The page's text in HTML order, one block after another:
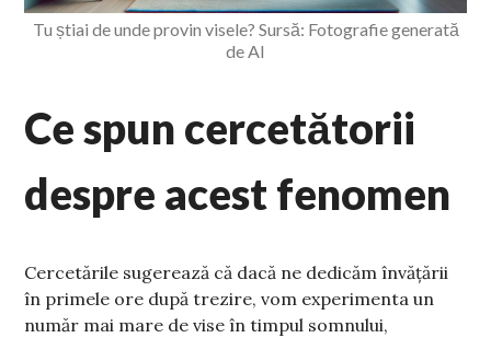
Tu știai de unde provin visele? Sursă: Fotografie generată
de AI
Ce spun cercetătorii
despre acest fenomen
Cercetările sugerează că dacă ne dedicăm învățării
în primele ore după trezire, vom experimenta un
număr mai mare de vise în timpul somnului,